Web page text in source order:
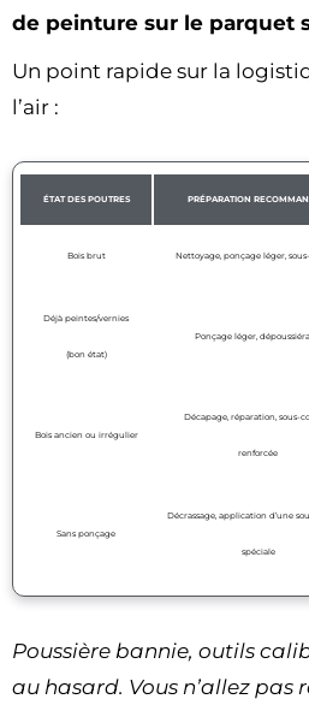
de peinture sur le parquet
Un point rapide sur la
l’air :
ÉTAT DES POUTRES PRÉPARATION
Bois brut Nettoyage, ponçage léger,
Déjà peintes/vernies
(bon état)
Ponçage léger,
Bois ancien ou irrégulier
Décapage, réparation, sous-
renforcée
Sans ponçage
Décrassage, application d’une
spéciale
Poussière bannie, outils
au hasard. Vous n’allez